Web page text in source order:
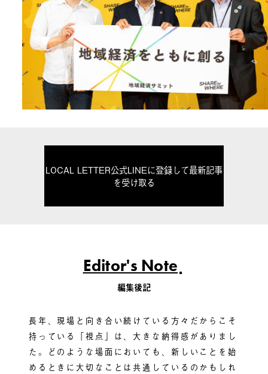
LOCAL LETTER公式LINEに登録して最新記事
を受け取る
Editor's Note
編集後記
長年、現場と向き合い続けている方々だからこそ
持っている「視点」は、大きな納得感がありまし
た。どのような場面においても、新しいことを始
めるときに大切なことは共通しているのかもしれ